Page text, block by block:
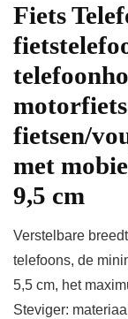
Fiets
fietsen/
met
9,5 cm
Verstelbare
telefoons, de
5,5 cm, het
Steviger: